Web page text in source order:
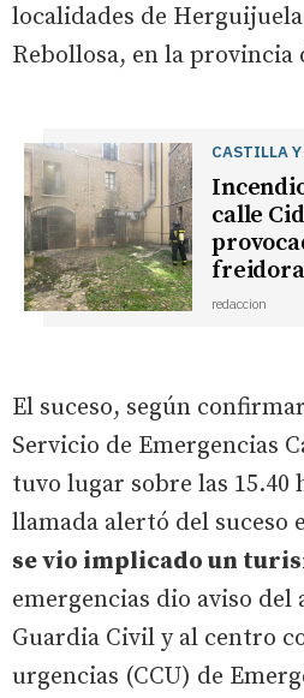
localidades de
Rebollosa, en la provincia
CASTILLA Y
calle
freidora
redaccion
El suceso, según
Servicio de Emergencias
tuvo lugar sobre las 15.40
llamada alertó del suceso
se vio implicado un
emergencias dio aviso del
Guardia Civil y al centro
urgencias (CCU) de